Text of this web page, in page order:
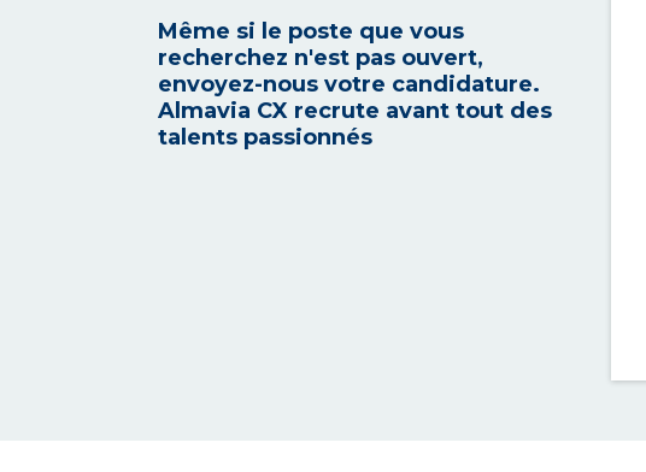
Même si le poste que vous
recherchez n'est pas ouvert,
envoyez-nous votre candidature.
Almavia CX recrute avant tout des
talents passionnés